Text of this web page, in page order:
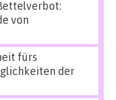
von
fürs
der